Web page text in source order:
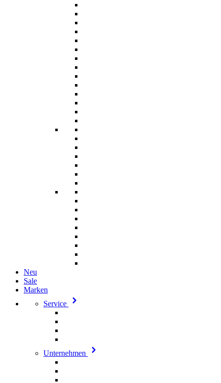
Neu
Sale
Marken
Service
Unternehmen